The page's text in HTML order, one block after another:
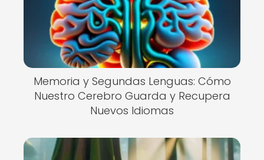
Memoria y Segundas Lenguas: Cómo
Nuestro Cerebro Guarda y Recupera
Nuevos Idiomas